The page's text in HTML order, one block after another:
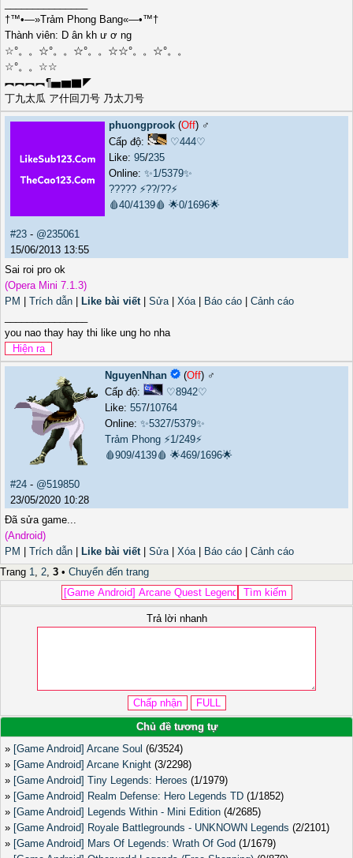
†™•—»Trảm Phong Bang«—•™†
Thành viên: D ân kh ư ơ ng
☆°。。☆°。。☆°。。☆☆°。。☆°。。
☆°。。☆☆
︻︻︻︻¶▅▆▇◤
丁九太瓜 ア什回刀号 乃太刀号
phuongprook (Off) ♂️
Cấp độ:
♡444♡
Like: 95/235
Online: ✨1/5379✨
????? ⚡??/??⚡
🩸40/4139🩸 🌟0/1696🌟
#23 - @235061
15/06/2013 13:55
Sai roi pro ok
(Opera Mini 7.1.3)
PM
Trích dẫn Like bài viết| Sửa| Xóa| Báo cáo
Cảnh cáo
you nao thay hay thi like ung ho nha
NguyenNhan (Off) ♂️
Cấp độ:
♡8942♡
Like:557/10764
Online:✨5327/5379✨
Trảm Phong ⚡1/249⚡
🩸909/4139🩸 🌟469/1696🌟
#24 - @519850
23/05/2020 10:28
Đã sửa game...
(Android)
PM
Trích dẫn Like bài viết| Sửa| Xóa| Báo cáo
Cảnh cáo
Trang 1, 2, 3 • Chuyển đến trang
Trả lời nhanh
Chủ đề tương tự
» [Game Android] Arcane Soul (6/3524)
» [Game Android] Arcane Knight (3/2298)
» [Game Android] Tiny Legends: Heroes (1/1979)
» [Game Android] Realm Defense: Hero Legends TD (1/1852)
» [Game Android] Legends Within - Mini Edition (4/2685)
» [Game Android] Royale Battlegrounds - UNKNOWN Legends (2/2101)
» [Game Android] Mars Of Legends: Wrath Of God (1/1679)